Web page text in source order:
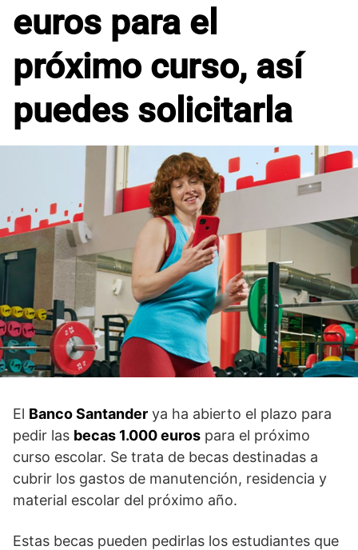
euros para el
próximo curso, así
puedes solicitarla
El Banco Santander ya ha abierto el plazo para
pedir las becas 1.000 euros para el próximo
curso escolar. Se trata de becas destinadas a
cubrir los gastos de manutención, residencia y
material escolar del próximo año.
Estas becas pueden pedirlas los estudiantes que